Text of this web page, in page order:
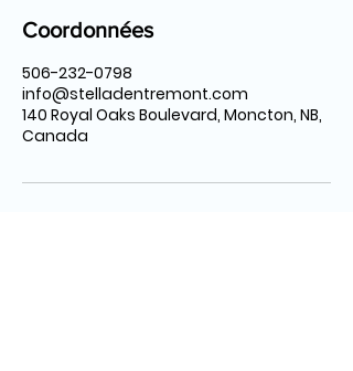
Coordonnées
506-232-0798
info@stelladentremont.com
140 Royal Oaks Boulevard, Moncton, NB,
Canada